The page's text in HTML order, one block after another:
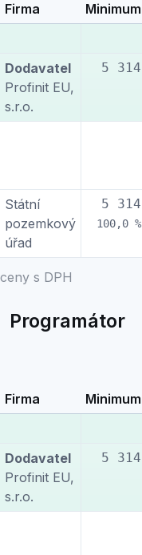
ceny s DPH
Firma Minimum
Dodavatel
Profinit EU,
s.r.o.
5 314
Státní
pozemkový
úřad
5 314
100,0 %
Programátor
Firma Minimum
Dodavatel
Profinit EU,
s.r.o.
5 314